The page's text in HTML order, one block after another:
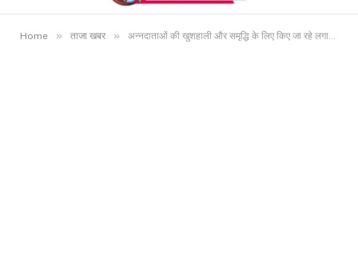
Home » ताजा खबर » अन्नदाताओं की खुशहाली और समृद्धि के लिए किए जा रहे लगातार कार्य: मुख्यमंत्री श्री बघेल न्याय योजनाओं के जरिए किसान, पशुपालक एवं मजदूरों की जेब में जा रहा पैसा